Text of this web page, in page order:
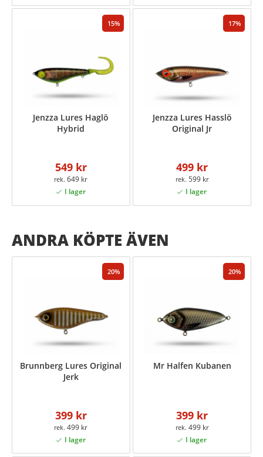
15
Jenzza Lures Haglö
Hybrid
549 kr
649 kr
17
Jenzza Lures Hasslö
Original Jr
499 kr
599 kr
ANDRA KÖPTE ÄVEN
20
Brunnberg Lures Original
Jerk
399 kr
499 kr
20
Mr Halfen Kubanen
399 kr
499 kr